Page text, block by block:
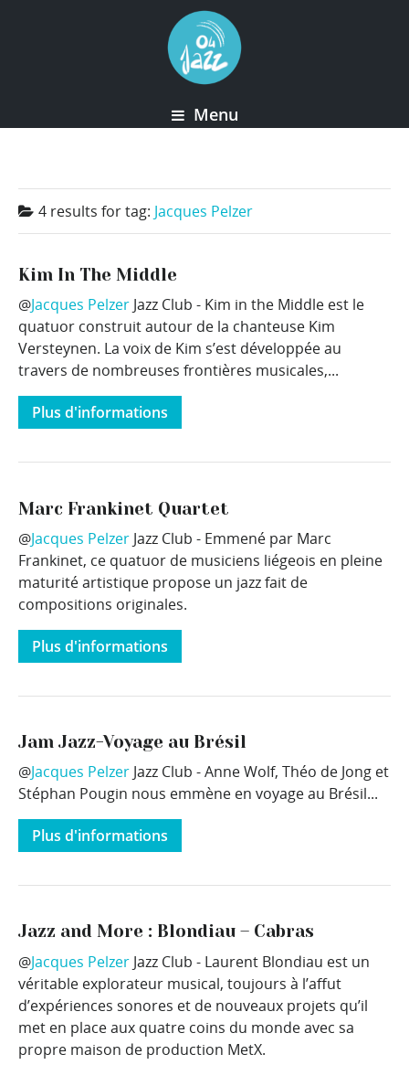
Menu
4 results fortag: Jacques Pelzer
Kim In The Middle
@Jacques Pelzer Jazz Club - Kim in the Middle est le
quatuor construit autour de la chanteuse Kim
Versteynen. La voix de Kim s’est développée au
travers de nombreuses frontières musicales,...
Plus d'informations
Marc Frankinet Quartet
@Jacques Pelzer Jazz Club - Emmené par Marc
Frankinet, ce quatuor de musiciens liégeois en pleine
maturité artistique propose un jazz fait de
compositions originales.
Plus d'informations
Jam Jazz-Voyage au Brésil
@Jacques Pelzer Jazz Club - Anne Wolf, Théo de Jong et
Stéphan Pougin nous emmène en voyage au Brésil...
Plus d'informations
Jazz and More : Blondiau – Cabras
@Jacques Pelzer Jazz Club - Laurent Blondiau est un
véritable explorateur musical, toujours à l’affut
d’expériences sonores et de nouveaux projets qu’il
met en place aux quatre coins du monde avec sa
propre maison de production MetX.